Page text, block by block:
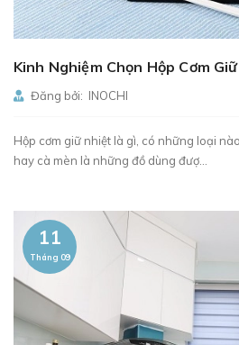
Kinh Nghiệm Chọn Hộp Cơm
Đăng bởi: INOCHI
Hộp cơm giữ nhiệt là gì, có những loại
hay cà mèn là những đồ dùng đượ...
11
Tháng 09